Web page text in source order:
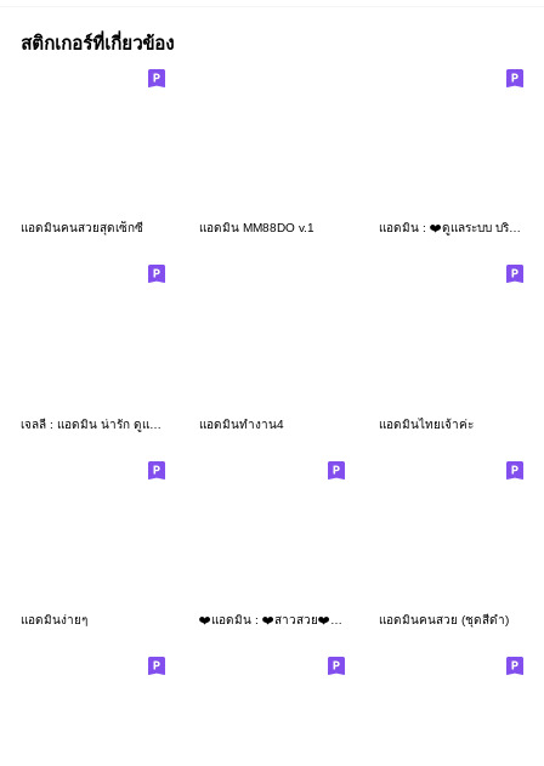
สติกเกอร์ที่เกี่ยวข้อง
แอดมินคนสวยสุดเซ็กซี่ แอดมิน MM88DO v.1 แอดมิน : ❤️ดูแลระบบ บริการลูกค้า 24 ชม.
แอดมินทำงาน4 แอดมินไทยเจ้าค่ะ
แอดมินง่ายๆ แอดมินคนสวย (ชุดสีดำ)